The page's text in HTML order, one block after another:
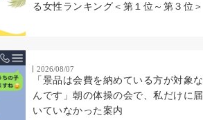
る女性ランキング＜第１位～第３位＞
2026/08/07
「景品は会費を納めている方が対象な
んです」朝の体操の会で、私だけに届
いていなかった案内